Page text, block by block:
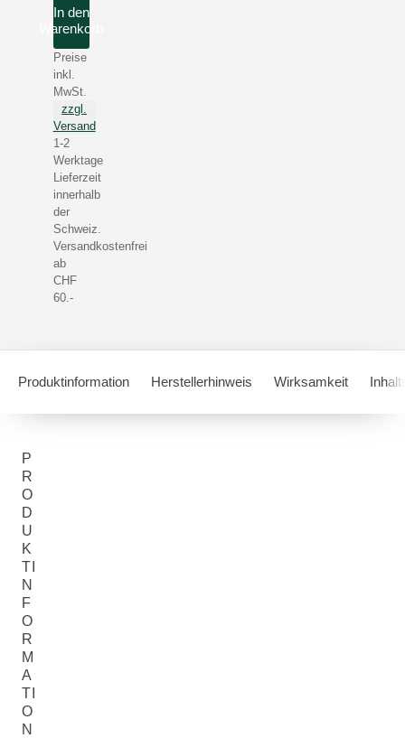
In den
Warenkorb
Preise
inkl.
MwSt.
zzgl.
Versand
1-2
Werktage
Lieferzeit
innerhalb
der
Schweiz.
Versandkostenfrei
ab
CHF
60.-
Produktinformation Herstellerhinweis Wirksamkeit
P
R
O
D
U
K
TI
N
F
O
R
M
A
TI
O
N